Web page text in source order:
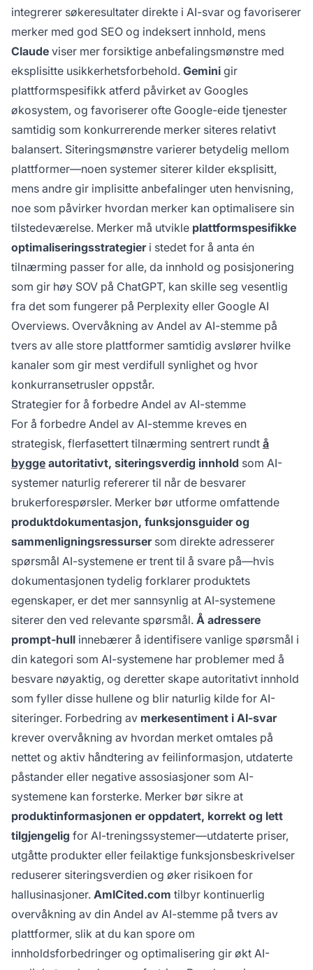
integrerer søkeresultater direkte i AI-svar og favoriserer
merker med god SEO og indeksert innhold, mens
Claude viser mer forsiktige anbefalingsmønstre med
eksplisitte usikkerhetsforbehold. Gemini gir
plattformspesifikk atferd påvirket av Googles
økosystem, og favoriserer ofte Google-eide tjenester
samtidig som konkurrerende merker siteres relativt
balansert. Siteringsmønstre varierer betydelig mellom
plattformer—noen systemer siterer kilder eksplisitt,
mens andre gir implisitte anbefalinger uten henvisning,
noe som påvirker hvordan merker kan optimalisere sin
tilstedeværelse. Merker må utvikle plattformspesifikke
optimaliseringsstrategieri stedet for å anta én
tilnærming passer for alle, da innhold og posisjonering
som gir høy SOV på ChatGPT, kan skille seg vesentlig
fra det som fungerer på Perplexity eller Google AI
Overviews. Overvåkning av Andel av AI-stemme på
tvers av alle store plattformer samtidig avslører hvilke
kanaler som gir mest verdifull synlighet og hvor
konkurransetrusler oppstår.
Strategier for å forbedre Andel av AI-stemme
For å forbedre Andel av AI-stemme kreves en
strategisk, flerfasettert tilnærming sentrert rundt å
bygge autoritativt, siteringsverdig innhold som AI-
systemer naturlig refererer til når de besvarer
brukerforespørsler. Merker bør utforme omfattende
produktdokumentasjon, funksjonsguider og
sammenligningsressursersom direkte adresserer
spørsmål AI-systemene er trent til å svare på—hvis
dokumentasjonen tydelig forklarer produktets
egenskaper, er det mer sannsynlig at AI-systemene
siterer den ved relevante spørsmål. Å adressere
prompt-hull innebærer å identifisere vanlige spørsmål i
din kategori som AI-systemene har problemer med å
besvare nøyaktig, og deretter skape autoritativt innhold
som fyller disse hullene og blir naturlig kilde for AI-
siteringer. Forbedring av merkesentiment i AI-svar
krever overvåkning av hvordan merket omtales på
nettet og aktiv håndtering av feilinformasjon, utdaterte
påstander eller negative assosiasjoner som AI-
systemene kan forsterke. Merker bør sikre at
produktinformasjonen er oppdatert, korrekt og lett
tilgjengelig for AI-treningssystemer—utdaterte priser,
utgåtte produkter eller feilaktige funksjonsbeskrivelser
reduserer siteringsverdien og øker risikoen for
hallusinasjoner. AmICited.com tilbyr kontinuerlig
overvåkning av din Andel av AI-stemme på tvers av
plattformer, slik at du kan spore om
innholdsforbedringer og optimalisering gir økt AI-